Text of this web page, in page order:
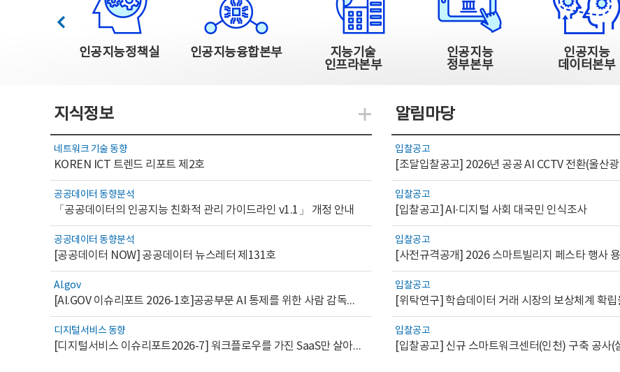
인공지능정책실 인공지능융합본부
지능기술
인프라본부
인공지능
정부본부
인공지능
데이터본부
이전
지식정보
네트워크 기술 동향
KOREN ICT 트렌드 리포트 제2호
공공데이터 동향분석
「공공데이터의 인공지능 친화적 관리 가이드라인 v1.1」 개정 안내
공공데이터 동향분석
[공공데이터 NOW] 공공데이터 뉴스레터 제131호
AI.gov
[AI.GOV 이슈리포트 2026-1호]공공부문 AI 통제를 위한 사람 감독의 해외 사례 분석 및 시사점
디지털서비스 동향
[디지털서비스 이슈리포트2026-7] 워크플로우를 가진 SaaS만 살아남는다
지식관련 더보기
알림마당
입찰공고
입찰공고
[입찰공고] AI·디지털 사회 대국민 인식조사
입찰공고
[사전규격공개] 2026 스마트빌리지 페스타 행사
입찰공고
입찰공고
[입찰공고] 신규 스마트워크센터(인천) 구축 공사(